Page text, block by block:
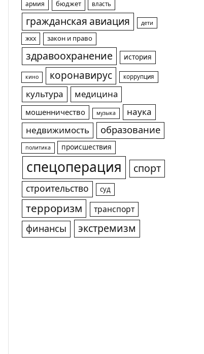
армия бюджет власть
гражданская авиация дети
жкх закон и право
здравоохранение история
кино коронавирус коррупция
культура медицина
мошенничество музыка
наука
недвижимость
образование
политика происшествия
спецоперация спорт
строительство суд
терроризм транспорт
финансы экстремизм